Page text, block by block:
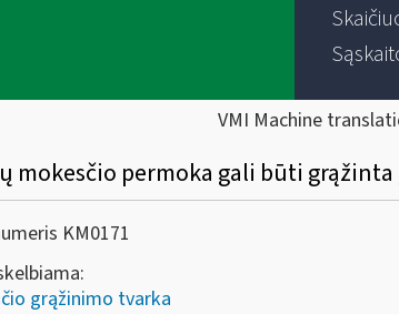
VMI Machine
mokesčio permoka gali būti
KM0171
grąžinimo tvarka